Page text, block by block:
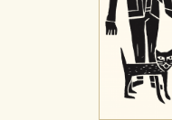
HABILITAR
Cookies necesarias
Estas cookies son
web funcione y no